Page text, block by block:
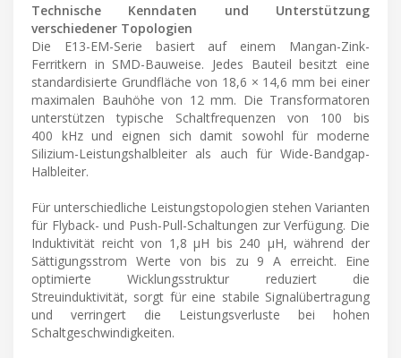
Technische Kenndaten und Unterstützung
verschiedener Topologien
Die E13-EM-Serie basiert auf einem Mangan-Zink-
Ferritkern in SMD-Bauweise. Jedes Bauteil besitzt eine
standardisierte Grundfläche von 18,6 × 14,6 mm bei einer
maximalen Bauhöhe von 12 mm. Die Transformatoren
unterstützen typische Schaltfrequenzen von 100 bis
400 kHz und eignen sich damit sowohl für moderne
Silizium-Leistungshalbleiter als auch für Wide-Bandgap-
Halbleiter.
Für unterschiedliche Leistungstopologien stehen Varianten
für Flyback- und Push-Pull-Schaltungen zur Verfügung. Die
Induktivität reicht von 1,8 µH bis 240 µH, während der
Sättigungsstrom Werte von bis zu 9 A erreicht. Eine
optimierte Wicklungsstruktur reduziert die
Streuinduktivität, sorgt für eine stabile Signalübertragung
und verringert die Leistungsverluste bei hohen
Schaltgeschwindigkeiten.